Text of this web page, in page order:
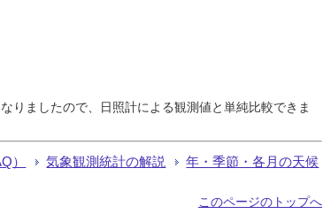
りましたので、日照計による観測値と単純比較できま
） 気象観測統計の解説 年・季節・各月の天候
このページのトップへ